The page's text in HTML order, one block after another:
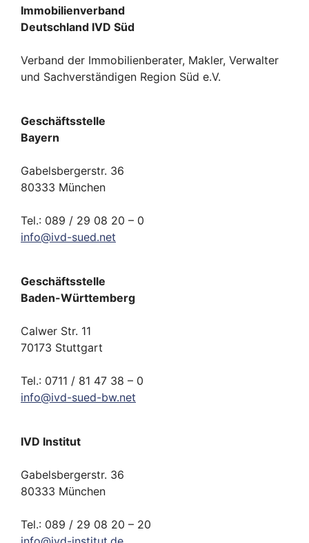
Immobilienverband
Deutschland IVD Süd
Verband der Immobilienberater, Makler, Verwalter
und Sachverständigen Region Süd e.V.
Geschäftsstelle
Bayern
Gabelsbergerstr. 36
80333 München
Tel.: 089 / 29 08 20 – 0
info@ivd-sued.net
Geschäftsstelle
Baden-Württemberg
Calwer Str. 11
70173 Stuttgart
Tel.: 0711 / 81 47 38 – 0
info@ivd-sued-bw.net
IVD Institut
Gabelsbergerstr. 36
80333 München
Tel.: 089 / 29 08 20 – 20